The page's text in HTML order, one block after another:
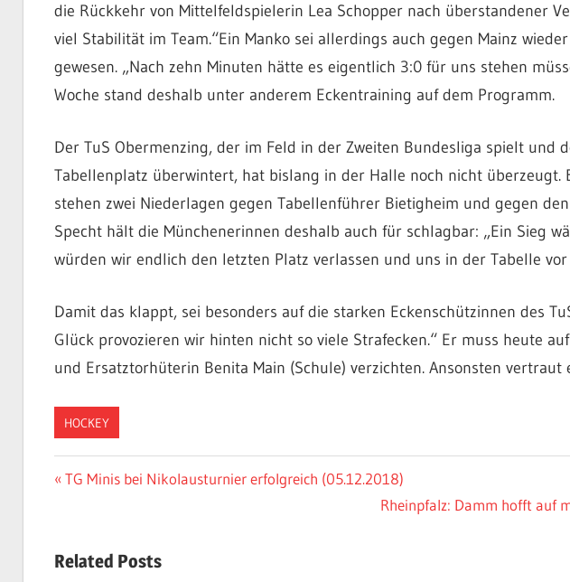
die Rückkehr von Mittelfeldspielerin Lea Schopper nach überstandener
viel Stabilität im Team.“Ein Manko sei allerdings auch gegen Mainz
gewesen. „Nach zehn Minuten hätte es eigentlich 3:0 für uns stehen
Woche stand deshalb unter anderem Eckentraining auf dem Programm.
Der TuS Obermenzing, der im Feld in der Zweiten Bundesliga spielt und
Tabellenplatz überwintert, hat bislang in der Halle noch nicht überzeugt.
stehen zwei Niederlagen gegen Tabellenführer Bietigheim und gegen
Specht hält die Münchenerinnen deshalb auch für schlagbar: „Ein Sieg
würden wir endlich den letzten Platz verlassen und uns in der Tabelle vor
Damit das klappt, sei besonders auf die starken Eckenschützinnen des
Glück provozieren wir hinten nicht so viele Strafecken.“ Er muss heute
und Ersatztorhüterin Benita Main (Schule) verzichten. Ansonsten vertraut
HOCKEY
Beitragsnavigation
Vorheriger
TG Minis bei Nikolausturnier erfolgreich (05.12.2018)
Nächster
Rheinpfalz: Damm hofft auf
Related Posts